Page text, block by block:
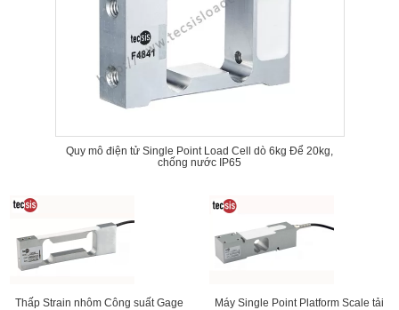
Quy mô điện tử Single Point Load Cell dò 6kg Để 20kg,
chống nước IP65
Thấp Strain nhôm Công suất Gage
Máy Single Point Platform Scale tải